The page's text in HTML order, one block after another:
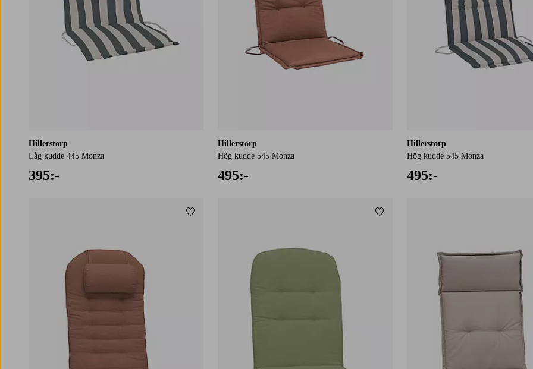
Hillerstorp
Låg kudde 445 Monza
395:-
Hillerstorp
Hög kudde 545 Monza
495:-
Hillerstorp
Hög kudde 545 Monza
495:-
Lägg till i favoriter Lägg till i favoriter